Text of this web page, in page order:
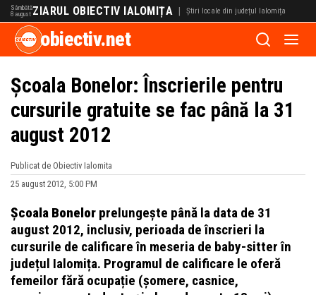
Sâmbătă
8 august ZIARUL OBIECTIV IALOMIȚA | Știri locale din județul Ialomița
obiectiv.net
Școala Bonelor: Înscrierile pentru
cursurile gratuite se fac până la 31
august 2012
Publicat de Obiectiv Ialomita
25 august 2012, 5:00 PM
Școala Bonelor prelungește până la data de 31
august 2012, inclusiv, perioada de înscrieri la
cursurile de calificare în meseria de baby-sitter în
județul Ialomița. Programul de calificare le oferă
femeilor fără ocupație (șomere, casnice,